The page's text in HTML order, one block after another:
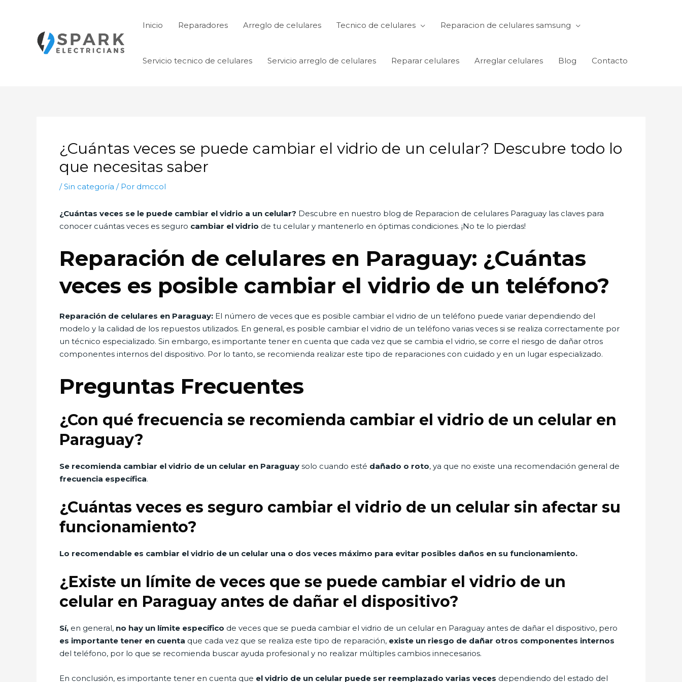
Inicio Reparadores Arreglo de celulares Tecnico de celulares Reparacion de celulares samsung
Servicio tecnico de celulares Servicio arreglo de celulares Reparar celulares Arreglar celulares Blog Contacto
¿Cuántas veces se puede cambiar el vidrio de un celular? Descubre todo lo
que necesitas saber
/Sin categoría / Por dmccol
¿Cuántas veces se le puede cambiar el vidrio a un celular? Descubre en nuestro blog de Reparacion de celulares Paraguay las claves para
conocer cuántas veces es seguro cambiar el vidrio de tu celular y mantenerlo en óptimas condiciones. ¡No te lo pierdas!
Reparación de celulares en Paraguay: ¿Cuántas
veces es posible cambiar el vidrio de un teléfono?
Reparación de celulares en Paraguay: El número de veces que es posible cambiar el vidrio de un teléfono puede variar dependiendo del
modelo y la calidad de los repuestos utilizados. En general, es posible cambiar el vidrio de un teléfono varias veces si se realiza correctamente por
un técnico especializado. Sin embargo, es importante tener en cuenta que cada vez que se cambia el vidrio, se corre el riesgo de dañar otros
componentes internos del dispositivo. Por lo tanto, se recomienda realizar este tipo de reparaciones con cuidado y en un lugar especializado.
Preguntas Frecuentes
¿Con qué frecuencia se recomienda cambiar el vidrio de un celular en
Paraguay?
Se recomienda cambiar el vidrio de un celular en Paraguay solo cuando esté dañado o roto, ya que no existe una recomendación general de
frecuencia específica.
¿Cuántas veces es seguro cambiar el vidrio de un celular sin afectar su
funcionamiento?
Lo recomendable es cambiar el vidrio de un celular una o dos veces máximo para evitar posibles daños en su funcionamiento.
¿Existe un límite de veces que se puede cambiar el vidrio de un
celular en Paraguay antes de dañar el dispositivo?
Sí, en general, no hay un límite específico de veces que se pueda cambiar el vidrio de un celular en Paraguay antes de dañar el dispositivo, pero
es importante tener en cuenta que cada vez que se realiza este tipo de reparación, existe un riesgo de dañar otros componentes internos
del teléfono, por lo que se recomienda buscar ayuda profesional y no realizar múltiples cambios innecesarios.
En conclusión, es importante tener en cuenta que el vidrio de un celular puede ser reemplazado varias veces dependiendo del estado del